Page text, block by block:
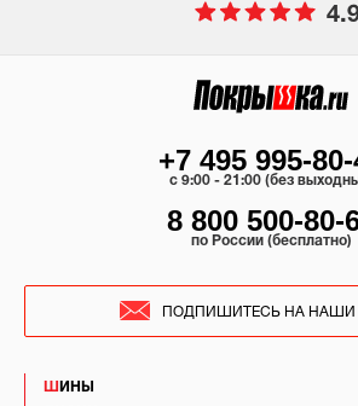
ШИНЫ
+7 495 995-
c 9:00 - 21:00 (без
8 800 500-80-
по России (бесплатно)
ПОДПИШИТЕСЬ НА НАШИ